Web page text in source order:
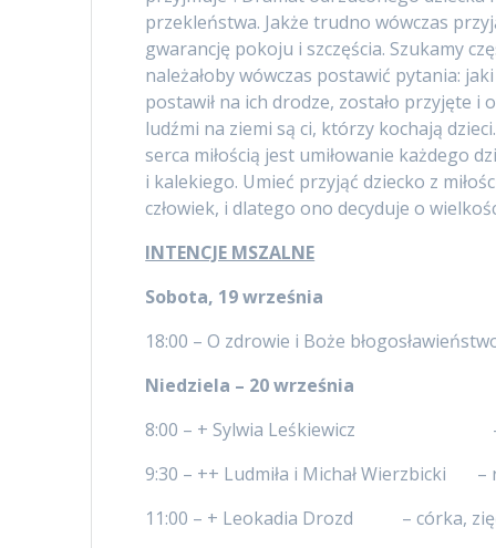
przekleństwa. Jakże trudno wówczas
gwarancję pokoju i szczęścia. Szukamy
należałoby wówczas postawić pytania:
postawił na ich drodze, zostało przyjęte i
ludźmi na ziemi są ci, którzy kochają
serca miłością jest umiłowanie każdego
i kalekiego. Umieć przyjąć dziecko z
człowiek, i dlatego ono decyduje o
INTENCJE MSZALNE
Sobota, 19 września
18:00 – O zdrowie i Boże
Niedziela – 20 września
8:00 – + Sylwia Leśkiewicz –
9:30 – ++ Ludmiła i Michał Wierzbicki –
11:00 – + Leokadia Drozd – córka,